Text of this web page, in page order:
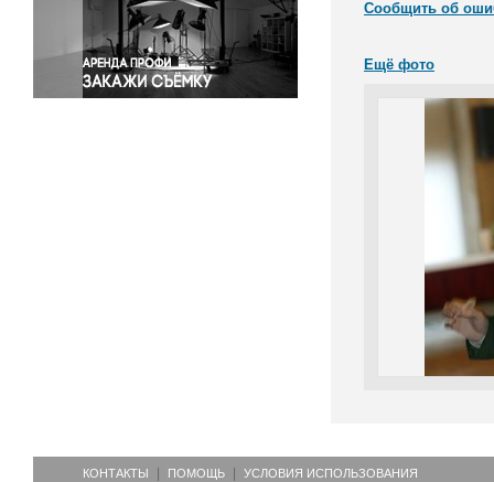
Экология
Экономика и бизнес
Сообщить об
Ещё фото
КОНТАКТЫ ПОМОЩЬ УСЛОВИЯ ИСПОЛЬЗОВАНИЯ